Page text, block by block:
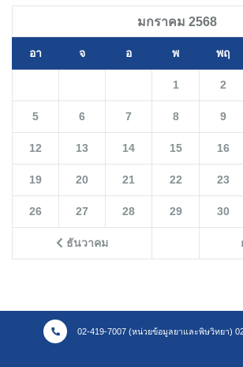
มกราคม 2568
อา จ อ พ พฤ
ธันวาคม
1 2
5 6 7 8 9
12 13 14 15 16
19 20 21 22 23
26 27 28 29 30
02-419-7007 (หน่วยข้อมูลยาและพิษวิทยา)